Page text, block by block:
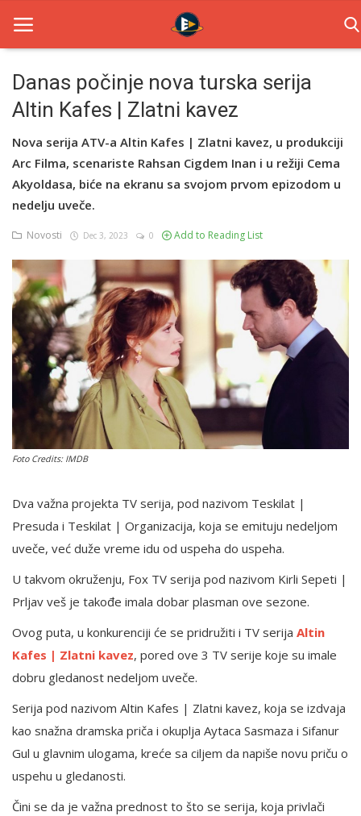
Home
Novosti
TV Serije
Contact
Login
Register
English
Danas počinje nova turska serija
Altin Kafes | Zlatni kavez
Nova serija ATV-a Altin Kafes | Zlatni kavez, u produkciji
Arc Filma, scenariste Rahsan Cigdem Inan i u režiji Cema
Akyoldasa, biće na ekranu sa svojom prvom epizodom u
nedelju uveče.
Novosti Dec 3, 2023 0 Add to Reading List
Foto Credits: IMDB
Dva važna projekta TV serija, pod nazivom Teskilat |
Presuda i Teskilat | Organizacija, koja se emituju nedeljom
uveče, već duže vreme idu od uspeha do uspeha.
U takvom okruženju, Fox TV serija pod nazivom Kirli Sepeti |
Prljav veš je takođe imala dobar plasman ove sezone.
Ovog puta, u konkurenciji će se pridružiti i TV serija Altin
Kafes | Zlatni kavez, pored ove 3 TV serije koje su imale
dobru gledanost nedeljom uveče.
Serija pod nazivom Altin Kafes | Zlatni kavez, koja se izdvaja
kao snažna dramska priča i okuplja Aytaca Sasmaza i Sifanur
Gul u glavnim ulogama, kreće sa ciljem da napiše novu priču o
uspehu u gledanosti.
Čini se da je važna prednost to što se serija, koja privlači